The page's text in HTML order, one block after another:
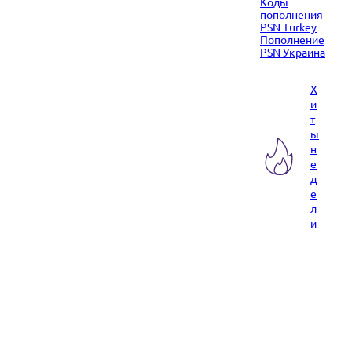
пополнения
PSN Turkey
Пополнение
PSN Украина
Х
и
т
ы
н
е
д
е
л
и